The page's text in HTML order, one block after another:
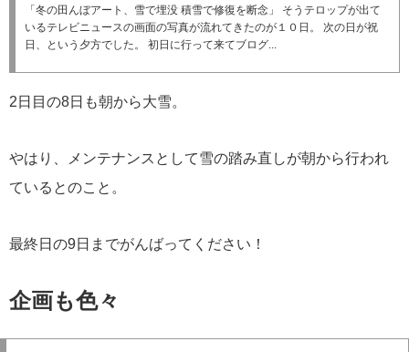
「冬の田んぼアート、雪で埋没 積雪で修復を断念」 そうテロップが出て
いるテレビニュースの画面の写真が流れてきたのが１０日。 次の日が祝
日、という夕方でした。 初日に行って来てブログ...
2日目の8日も朝から大雪。
やはり、メンテナンスとして雪の踏み直しが朝から行われ
ているとのこと。
最終日の9日までがんばってください！
企画も色々